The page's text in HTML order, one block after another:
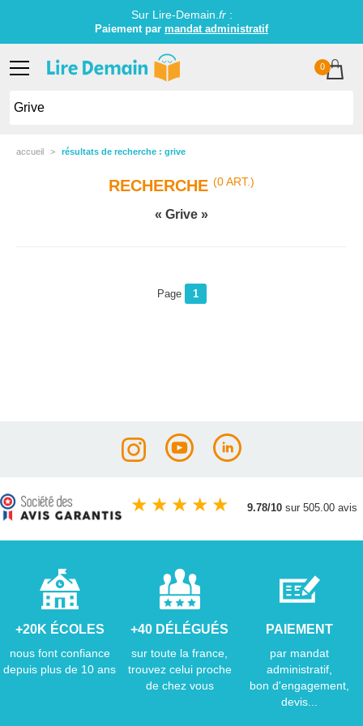
Sur Lire-Demain. fr:
Paiement par mandat administratif
0
accueil résultats de recherche : grive
RECHERCHE (0 ART.)
Grive
Page 1
★ ★ ★ ★ ★ 9.78/10 sur 505.00 avis
+20K ÉCOLES
nous font confiance
depuis plus de 10 ans
+40 DÉLÉGUÉS
sur toute la france,
trouvez celui proche
de chez vous
PAIEMENT
par mandat
administratif,
bon d'engagement,
devis...